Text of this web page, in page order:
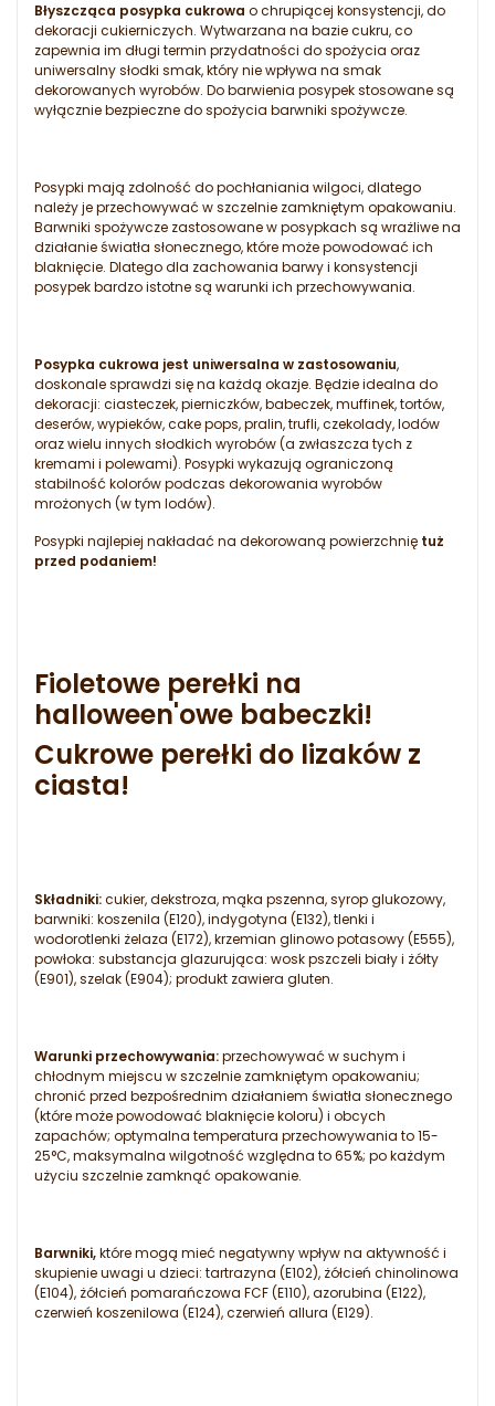
Błyszcząca posypka cukrowa o chrupiącej konsystencji, do
dekoracji cukierniczych. Wytwarzana na bazie cukru, co
zapewnia im długi termin przydatności do spożycia oraz
uniwersalny słodki smak, który nie wpływa na smak
dekorowanych wyrobów. Do barwienia posypek stosowane są
wyłącznie bezpieczne do spożycia barwniki spożywcze.
Posypki mają zdolność do pochłaniania wilgoci, dlatego
należy je przechowywać w szczelnie zamkniętym opakowaniu.
Barwniki spożywcze zastosowane w posypkach są wrażliwe na
działanie światła słonecznego, które może powodować ich
blaknięcie. Dlatego dla zachowania barwy i konsystencji
posypek bardzo istotne są warunki ich przechowywania.
Posypka cukrowa jest uniwersalna w zastosowaniu,
doskonale sprawdzi się na każdą okazje. Będzie idealna do
dekoracji: ciasteczek, pierniczków, babeczek, muffinek, tortów,
deserów, wypieków, cake pops, pralin, trufli, czekolady, lodów
oraz wielu innych słodkich wyrobów (a zwłaszcza tych z
kremami i polewami). Posypki wykazują ograniczoną
stabilność kolorów podczas dekorowania wyrobów
mrożonych (w tym lodów).
Posypki najlepiej nakładać na dekorowaną powierzchnię tuż
przed podaniem!
Fioletowe perełki na
halloween'owe babeczki!
Cukrowe perełki do lizaków z
ciasta!
Składniki:cukier, dekstroza, mąka pszenna, syrop glukozowy,
barwniki: koszenila (E120), indygotyna (E132), tlenki i
wodorotlenki żelaza (E172), krzemian glinowo potasowy (E555),
powłoka: substancja glazurująca: wosk pszczeli biały i żółty
(E901), szelak (E904); produkt zawiera gluten.
Warunki przechowywania:przechowywać w suchym i
chłodnym miejscu w szczelnie zamkniętym opakowaniu;
chronić przed bezpośrednim działaniem światła słonecznego
(które może powodować blaknięcie koloru) i obcych
zapachów; optymalna temperatura przechowywania to 15-
25°C, maksymalna wilgotność względna to 65%; po każdym
użyciu szczelnie zamknąć opakowanie.
Barwniki,które mogą mieć negatywny wpływ na aktywność i
skupienie uwagi u dzieci: tartrazyna (E102), żółcień chinolinowa
(E104), żółcień pomarańczowa FCF (E110), azorubina (E122),
czerwień koszenilowa (E124), czerwień allura (E129).